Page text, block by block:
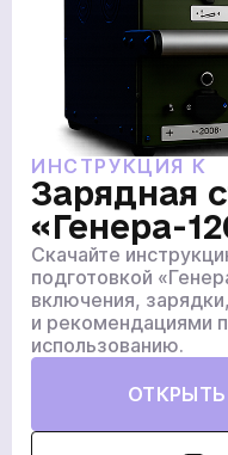
ИНСТРУКЦИЯ К
Зарядная
«Генера-
Скачайте
подготовкой
включения,
и рекомендациями
использованию.
Чтобы не ждать, вы
на
+3806 3